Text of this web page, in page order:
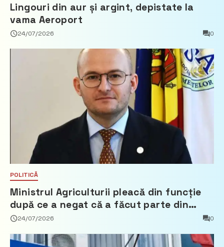
Lingouri din aur și argint, depistate la
vama Aeroport
24/07/2026 0
POLITICĂ
Ministrul Agriculturii pleacă din funcție
după ce a negat că a făcut parte din
Partidul Democrat
24/07/2026 0